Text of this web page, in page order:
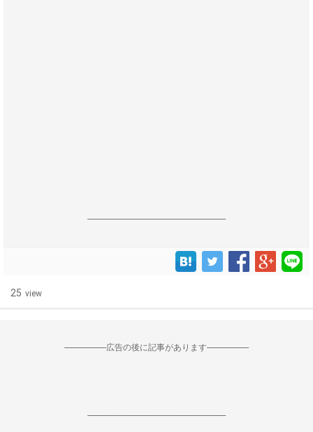
------------------------------------------------------------------
25 view
--------------------広告の後に記事があります--------------------
------------------------------------------------------------------